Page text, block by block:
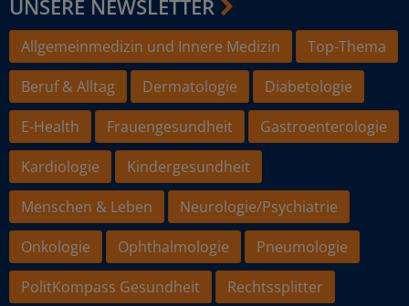
UNSERE NEWSLETTER
Allgemeinmedizin und Innere Medizin
Top-Thema
Beruf & Alltag
Dermatologie
Diabetologie
E-Health
Frauengesundheit
Gastroenterologie
Kardiologie
Kindergesundheit
Menschen & Leben
Neurologie/Psychiatrie
Onkologie
Ophthalmologie
Pneumologie
PolitKompass Gesundheit
Rechtssplitter